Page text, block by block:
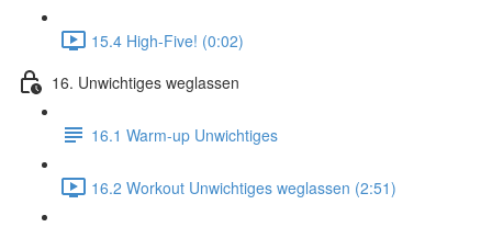
15.4 High-Five! (0:02)
16. Unwichtiges weglassen
16.1 Warm-up Unwichtiges
16.2 Workout Unwichtiges weglassen (2:51)